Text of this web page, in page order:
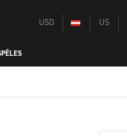
USD US